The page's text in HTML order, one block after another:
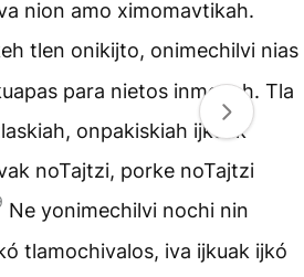
nion amo ximomavtikah.
tlen onikijto, onimechilvi nias
para nietos inmovah. Tla
onpakiskiah ijkuak
noTajtzi, porke noTajtzi
Ne yonimechilvi nochi nin
tlamochivalos, iva ijkuak ijkó